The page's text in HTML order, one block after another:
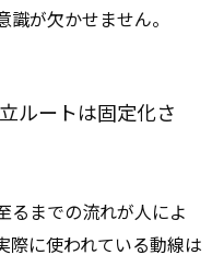
が欠かせません。
ルートは固定化さ
るまでの流れが人によ
際に使われている動線は